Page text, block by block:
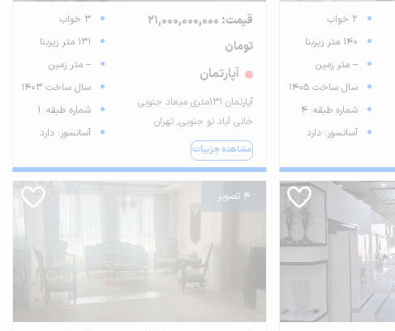
2 خواب
140 متر زیربنا
-- متر زمین
سال ساخت 1405
شماره طبقه: 4
آسانسور: دارد
قیمت: 21,000,000,000
تومان
آپارتمان
آپارتمان 131متری میعاد جنوبی
خانی آباد نو جنوبی, تهران
مشاهده جزییات
3 خواب
131 متر زیربنا
-- متر زمین
سال ساخت 1403
شماره طبقه: 1
آسانسور: دارد
4 تصویر